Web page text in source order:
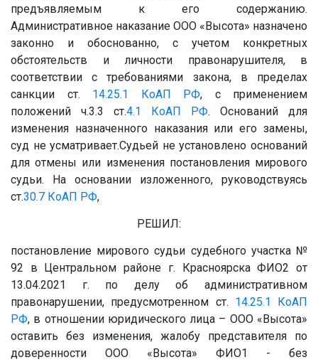
предъявляемым к его содержанию.
Административное наказание ООО «Высота» назначено
законно и обоснованно, с учетом конкретных
обстоятельств и личности правонарушителя, в
соответствии с требованиями закона, в пределах
санкции ст. 14.25.1 КоАП РФ, с применением
положений ч.3.3 ст.4.1 КоАП РФ. Оснований для
изменения назначенного наказания или его замены,
суд не усматривает.Судьей не установлено оснований
для отмены или изменения постановления мирового
судьи. На основании изложенного, руководствуясь
ст.30.7 КоАП РФ,
РЕШИЛ:
постановление мирового судьи судебного участка №
92 в Центральном районе г. Красноярска ФИО2 от
13.04.2021 г. по делу об административном
правонарушении, предусмотренном ст. 14.25.1
КоАП
РФ, в отношении юридического лица – ООО «Высота»
оставить без изменения, жалобу представителя по
доверенности ООО «Высота» ФИО1 - без